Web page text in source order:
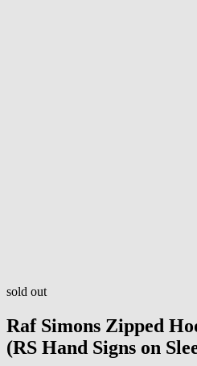
sold out
Raf Simons Zipped
(RS Hand Signs on